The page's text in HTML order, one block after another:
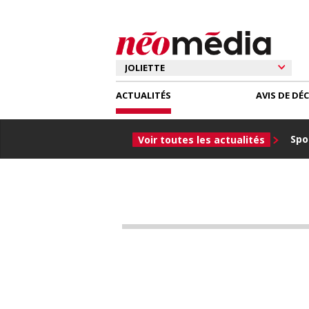
ACTUALITÉS
Voir toutes les actualités
AVIS DE